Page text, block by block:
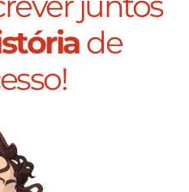
de